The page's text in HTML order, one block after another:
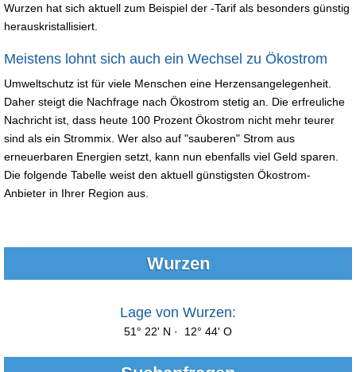
Wurzen hat sich aktuell zum Beispiel der -Tarif als besonders günstig
herauskristallisiert.
Meistens lohnt sich auch ein Wechsel zu Ökostrom
Umweltschutz ist für viele Menschen eine Herzensangelegenheit.
Daher steigt die Nachfrage nach Ökostrom stetig an. Die erfreuliche
Nachricht ist, dass heute 100 Prozent Ökostrom nicht mehr teurer
sind als ein Strommix. Wer also auf "sauberen" Strom aus
erneuerbaren Energien setzt, kann nun ebenfalls viel Geld sparen.
Die folgende Tabelle weist den aktuell günstigsten Ökostrom-
Anbieter in Ihrer Region aus.
Wurzen
Lage von Wurzen:
51° 22' N · 12° 44' O